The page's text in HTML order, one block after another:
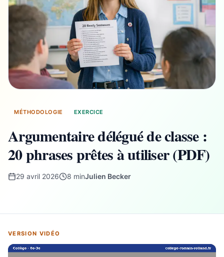
MÉTHODOLOGIE EXERCICE
Argumentaire délégué de classe :
20 phrases prêtes à utiliser (PDF)
29 avril 2026 8 minJulien Becker
VERSION VIDÉO